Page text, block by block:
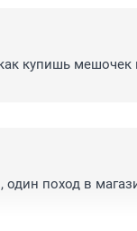
купишь
поход в